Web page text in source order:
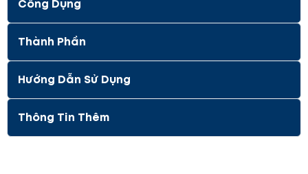
Công Dụng
Thành Phần
Hướng Dẫn Sử Dụng
Thông Tin Thêm